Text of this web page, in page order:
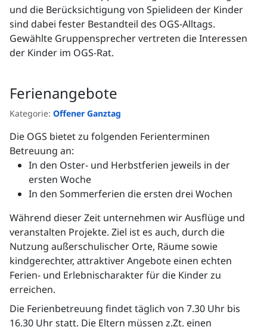
und die Berücksichtigung von Spielideen der Kinder
sind dabei fester Bestandteil des OGS-Alltags.
Gewählte Gruppensprecher vertreten die Interessen
der Kinder im OGS-Rat.
Ferienangebote
Kategorie: Offener Ganztag
Die OGS bietet zu folgenden Ferienterminen
Betreuung an:
In den Oster- und Herbstferien jeweils in der
ersten Woche
In den Sommerferien die ersten drei Wochen
Während dieser Zeit unternehmen wir Ausflüge und
veranstalten Projekte. Ziel ist es auch, durch die
Nutzung außerschulischer Orte, Räume sowie
kindgerechter, attraktiver Angebote einen echten
Ferien- und Erlebnischarakter für die Kinder zu
erreichen.
Die Ferienbetreuung findet täglich von 7.30 Uhr bis
16.30 Uhr statt. Die Eltern müssen z.Zt. einen